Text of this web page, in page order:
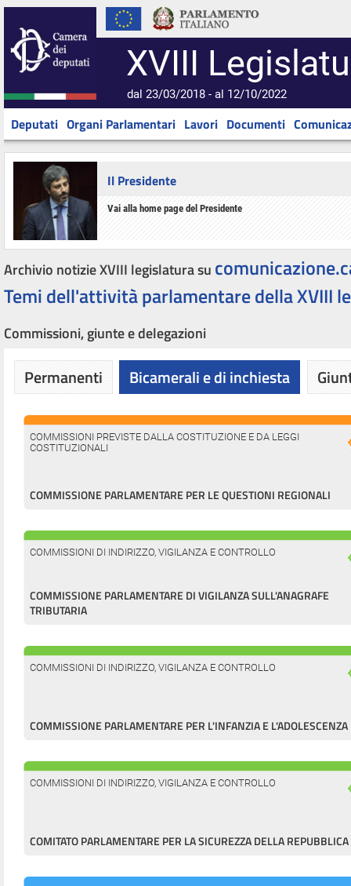
XVIII
dal 23/03/2018 - al 12/10/2022
Deputati Organi Parlamentari Lavori Documenti
Il Presidente
Vai alla home page del Presidente
Archivio notizie XVIII legislatura su
Temi dell'attività parlamentare della XVIII
Commissioni, giunte e delegazioni
Permanenti Bicamerali e di inchiesta
COMMISSIONI PREVISTE DALLA COSTITUZIONE E DA LEGGI
COSTITUZIONALI
COMMISSIONE PARLAMENTARE PER LE QUESTIONI REGIONALI
COMMISSIONI DI INDIRIZZO, VIGILANZA E CONTROLLO
COMMISSIONE PARLAMENTARE DI VIGILANZA SULL'ANAGRAFE
TRIBUTARIA
COMMISSIONI DI INDIRIZZO, VIGILANZA E CONTROLLO
COMMISSIONE PARLAMENTARE PER L'INFANZIA E L'ADOLESCENZA
COMMISSIONI DI INDIRIZZO, VIGILANZA E CONTROLLO
COMITATO PARLAMENTARE PER LA SICUREZZA DELLA REPUBBLICA